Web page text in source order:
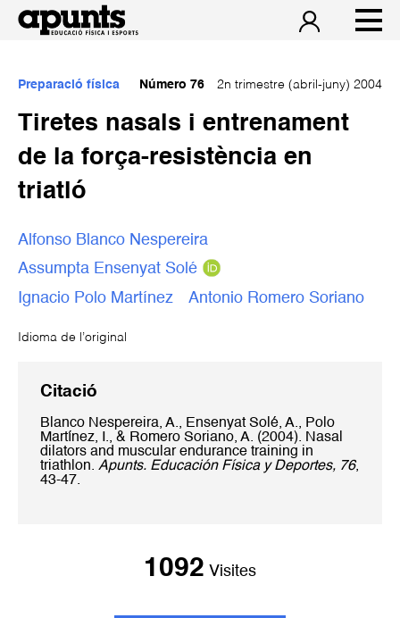
Preparació física Número 76 2n trimestre (abril-juny) 2004
Tiretes nasals i entrenament
de la força-resistència en
triatló
Alfonso Blanco Nespereira
Assumpta Ensenyat Solé
Ignacio Polo Martínez
Antonio Romero Soriano
Idioma de l’original
Citació
Blanco Nespereira, A., Ensenyat Solé, A., Polo
Martínez, I., & Romero Soriano, A. (2004). Nasal
dilators and muscular endurance training in
triathlon. Apunts. Educación Física y Deportes, 76,
43-47.
1092 Visites